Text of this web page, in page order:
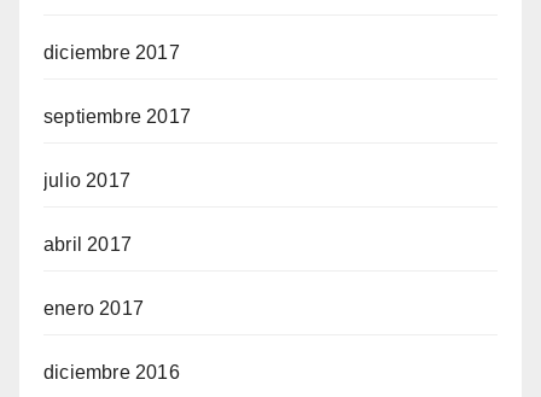
diciembre 2017
septiembre 2017
julio 2017
abril 2017
enero 2017
diciembre 2016